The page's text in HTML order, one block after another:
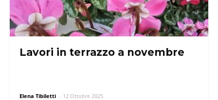
Lavori in terrazzo a novembre
Elena Tibiletti - 12 Ottobre 2025